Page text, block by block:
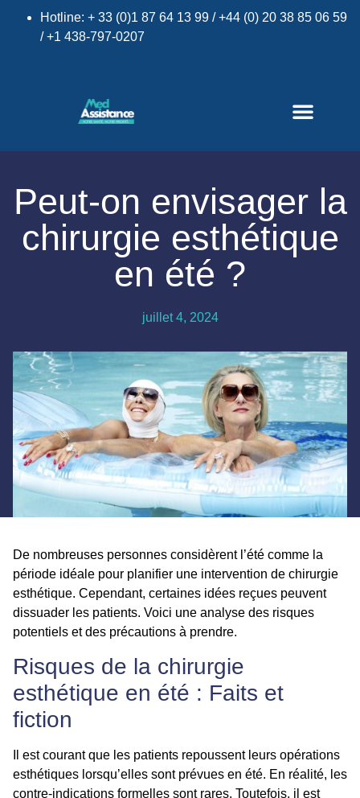
Hotline: + 33 (0)1 87 64 13 99 / +44 (0) 20 38 85 06 59
/ +1 438-797-0207
Peut-on envisager la
chirurgie esthétique
en été ?
juillet 4, 2024
De nombreuses personnes considèrent l’été comme la
période idéale pour planifier une intervention de chirurgie
esthétique. Cependant, certaines idées reçues peuvent
dissuader les patients. Voici une analyse des risques
potentiels et des précautions à prendre.
Risques de la chirurgie
esthétique en été : Faits et
fiction
Il est courant que les patients repoussent leurs opérations
esthétiques lorsqu’elles sont prévues en été. En réalité, les
contre-indications formelles sont rares. Toutefois, il est